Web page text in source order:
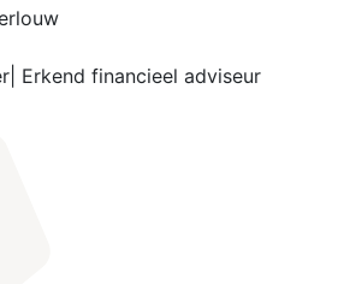
Erkend financieel adviseur